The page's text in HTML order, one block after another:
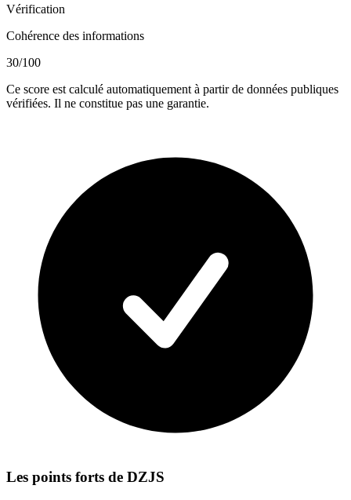
Vérification
Cohérence des informations
30/100
Ce score est calculé automatiquement à partir de données publiques
vérifiées. Il ne constitue pas une garantie.
Les points forts de DZJS